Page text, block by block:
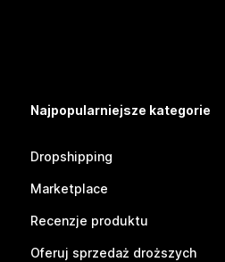
Najpopularniejsze kategorie
Dropshipping
Marketplace
Recenzje produktu
Oferuj sprzedaż droższych